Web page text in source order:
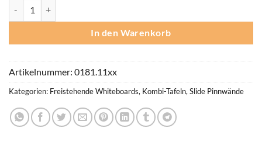
In den Warenkorb
Artikelnummer: 0181.11xx
Kategorien: Freistehende Whiteboards, Kombi-Tafeln,Slide Pinnwände